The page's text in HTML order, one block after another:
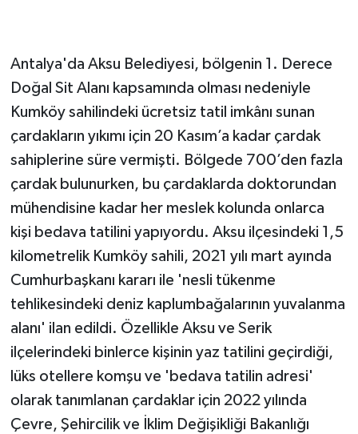
Antalya'da Aksu Belediyesi, bölgenin 1. Derece
Doğal Sit Alanı kapsamında olması nedeniyle
Kumköy sahilindeki ücretsiz tatil imkânı sunan
çardakların yıkımı için 20 Kasım’a kadar çardak
sahiplerine süre vermişti. Bölgede 700’den fazla
çardak bulunurken, bu çardaklarda doktorundan
mühendisine kadar her meslek kolunda onlarca
kişi bedava tatilini yapıyordu. Aksu ilçesindeki 1,5
kilometrelik Kumköy sahili, 2021 yılı mart ayında
Cumhurbaşkanı kararı ile 'nesli tükenme
tehlikesindeki deniz kaplumbağalarının yuvalanma
alanı' ilan edildi. Özellikle Aksu ve Serik
ilçelerindeki binlerce kişinin yaz tatilini geçirdiği,
lüks otellere komşu ve 'bedava tatilin adresi'
olarak tanımlanan çardaklar için 2022 yılında
Çevre, Şehircilik ve İklim Değişikliği Bakanlığı